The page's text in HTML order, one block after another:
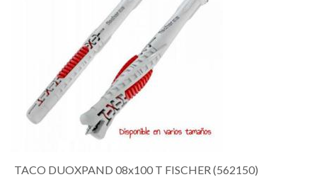
TACO DUOXPAND 08x100 T FISCHER (562150)